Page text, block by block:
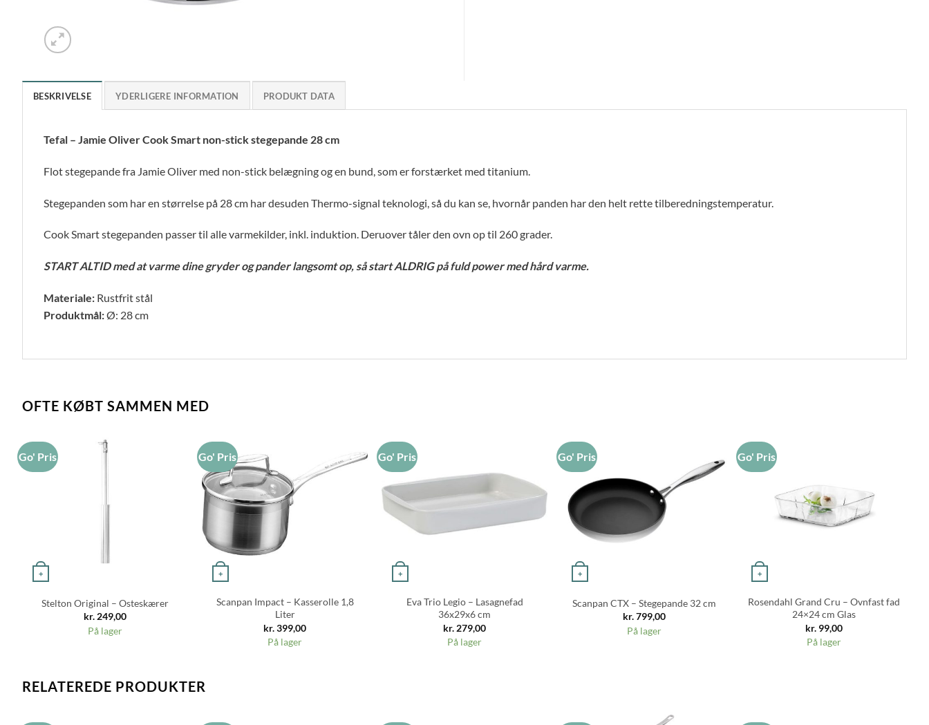
BESKRIVELSE YDERLIGERE INFORMATION PRODUKT DATA
Tefal – Jamie Oliver Cook Smart non-stick stegepande 28 cm
Flot stegepande fra Jamie Oliver med non-stick belægning og en bund, som er forstærket med titanium.
Stegepanden som har en størrelse på 28 cm har desuden Thermo-signal teknologi, så du kan se, hvornår panden har den helt rette tilberedningstemperatur.
Cook Smart stegepanden passer til alle varmekilder, inkl. induktion. Deruover tåler den ovn op til 260 grader.
START ALTID med at varme dine gryder og pander langsomt op, så start ALDRIG på fuld power med hård varme.
Materiale: Rustfrit stål
Produktmål:Ø: 28 cm
OFTE KØBT SAMMEN MED
Go' Pris
+
Stelton Original – Osteskærer
kr. 249,00
På lager
Go' Pris
+
Scanpan Impact – Kasserolle 1,8
Liter
kr.399,00
På lager
Go' Pris
+
Eva Trio Legio – Lasagnefad
36x29x6 cm
kr. 279,00
På lager
Go' Pris
+
Scanpan CTX – Stegepande 32 cm
kr.799,00
På lager
Go' Pris
+
Rosendahl Grand Cru – Ovnfast fad
24×24 cm Glas
kr. 99,00
På lager
RELATEREDE PRODUKTER